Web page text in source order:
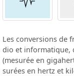
Les conversions de
dio et informatique,
(mesurée en
surées en hertz et